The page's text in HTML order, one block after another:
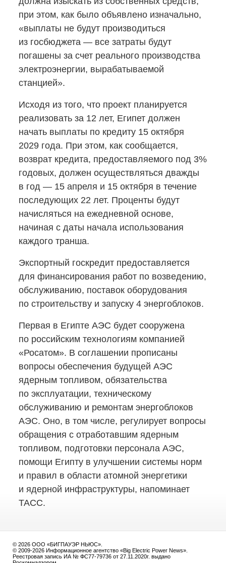
при этом, как было объявлено изначально,
«выплаты не будут производиться
из госбюджета — все затраты будут
погашены за счет реального производства
электроэнергии, вырабатываемой
станцией».
Исходя из того, что проект планируется
реализовать за 12 лет, Египет должен
начать выплаты по кредиту 15 октября
2029 года. При этом, как сообщается,
возврат кредита, предоставляемого под 3%
годовых, должен осуществляться дважды
в год — 15 апреля и 15 октября в течение
последующих 22 лет. Проценты будут
начисляться на ежедневной основе,
начиная с даты начала использования
каждого транша.
Экспортный госкредит предоставляется
для финансирования работ по возведению,
обслуживанию, поставок оборудования
по строительству и запуску 4 энергоблоков.
Первая в Египте АЭС будет сооружена
по российским технологиям компанией
«Росатом». В соглашении прописаны
вопросы обеспечения будущей АЭС
ядерным топливом, обязательства
по эксплуатации, техническому
обслуживанию и ремонтам энергоблоков
АЭС. Оно, в том числе, регулирует вопросы
обращения с отработавшим ядерным
топливом, подготовки персонала АЭС,
помощи Египту в улучшении системы норм
и правил в области атомной энергетики
и ядерной инфраструктуры, напоминает
ТАСС.
© 2026 ООО «БИГПАУЭР НЬЮС».
© 2009-2026 Информационное агентство «Big Electric Power News».
Реестровая запись ИА № ФС77-79736 от 27.11.2020г. выдано